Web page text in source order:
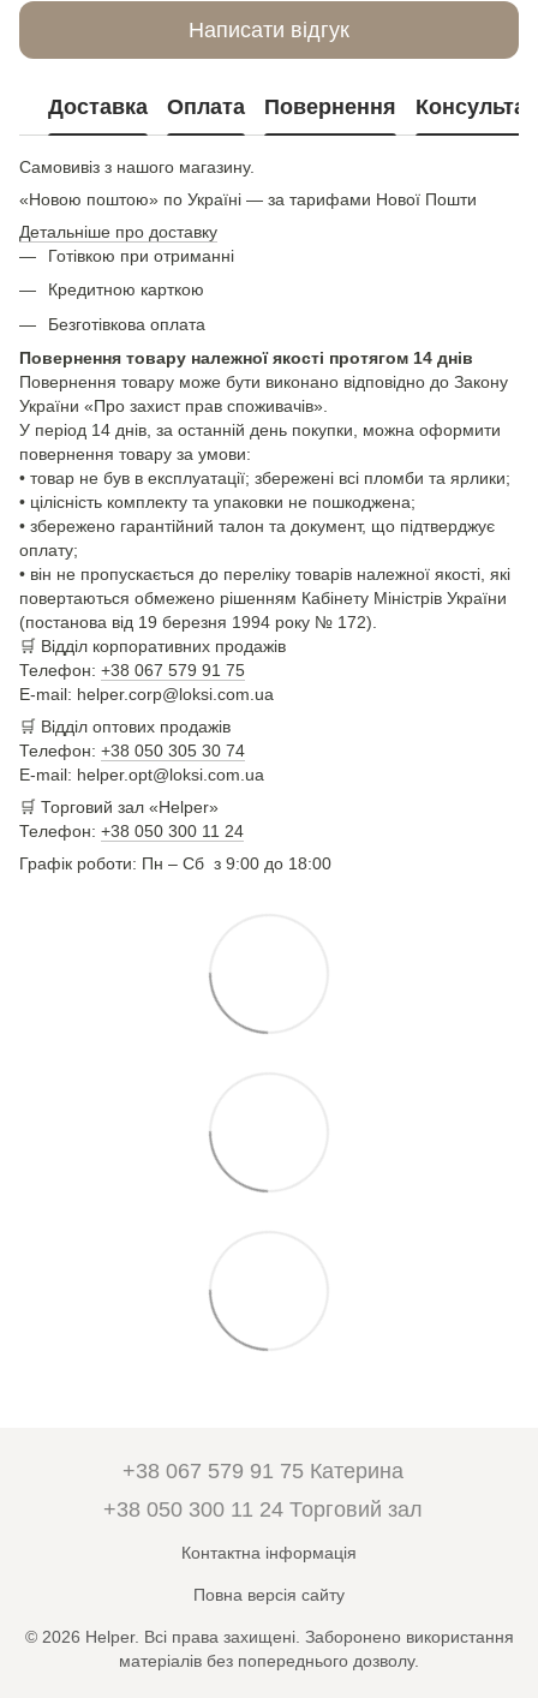
Написати відгук
Доставка Оплата Повернення
Самовивіз з нашого магазину.
«Новою поштою» по Україні — за тарифами Нової Пошти
Детальніше про доставку
Готівкою при отриманні
Кредитною карткою
Безготівкова оплата
Повернення товару належної якості протягом 14 днів
Повернення товару може бути виконано відповідно до Закону
України «Про захист прав споживачів».
У період 14 днів, за останній день покупки, можна оформити
повернення товару за умови:
• товар не був в експлуатації; збережені всі пломби та ярлики;
• цілісність комплекту та упаковки не пошкоджена;
• збережено гарантійний талон та документ, що підтверджує
оплату;
• він не пропускається до переліку товарів належної якості, які
повертаються обмежено рішенням Кабінету Міністрів України
(постанова від 19 березня 1994 року № 172).
🛒 Відділ корпоративних продажів
Телефон: +38 067 579 91 75
E-mail: helper.corp@loksi.com.ua
🛒 Відділ оптових продажів
Телефон: +38 050 305 30 74
E-mail: helper.opt@loksi.com.ua
🛒 Торговий зал «Helper»
Телефон: +38 050 300 11 24
Графік роботи: Пн – Сб з 9:00 до 18:00
+38 067 579 91 75 Катерина
+38 050 300 11 24 Торговий зал
Контактна інформація
Повна версія сайту
© 2026 Helper. Всі права захищені. Заборонено використання
матеріалів без попереднього дозволу.